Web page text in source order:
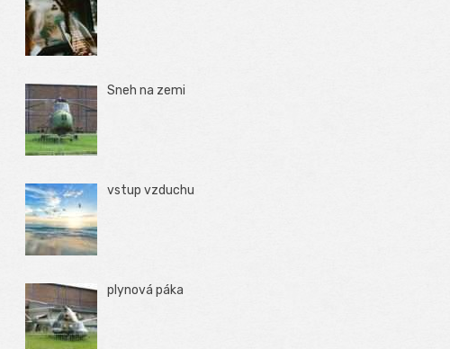
Sneh na zemi
vstup vzduchu
plynová páka